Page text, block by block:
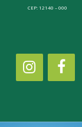
CEP: 12140 – 000